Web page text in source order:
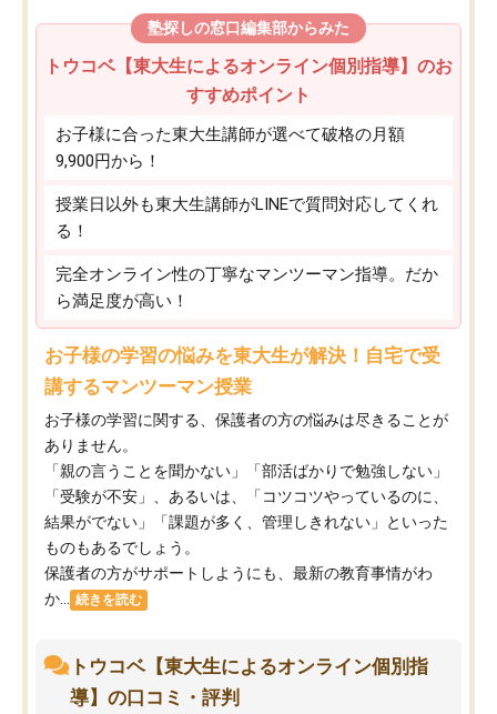
塾探しの窓口編集部からみた
トウコベ【東大生によるオンライン個別指導】のお
すすめポイント
お子様に合った東大生講師が選べて破格の月額
9,900円から！
授業日以外も東大生講師がLINEで質問対応してくれ
る！
完全オンライン性の丁寧なマンツーマン指導。だか
ら満足度が高い！
お子様の学習の悩みを東大生が解決！自宅で受
講するマンツーマン授業
お子様の学習に関する、保護者の方の悩みは尽きることが
ありません。
「親の言うことを聞かない」「部活ばかりで勉強しない」
「受験が不安」、あるいは、「コツコツやっているのに、
結果がでない」「課題が多く、管理しきれない」といった
ものもあるでしょう。
保護者の方がサポートしようにも、最新の教育事情がわ
か...
続きを読む
トウコベ【東大生によるオンライン個別指
導】の口コミ・評判